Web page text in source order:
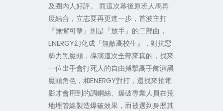
及圈內人好評。 而這次幕後原班人馬再
度結合，立志要再更進一步，首波主打
『無懈可擊』則是『放手』的二部曲，
ENERGY幻化成『無敵高校生』，對抗惡
勢力黑魔頭，導演這次全部來真的，找來
一位出手會打死人的自由搏擊高手飾演黑
魔頭角色，和ENERGY對打，還找來拍電
影才會用到的調鋼絲、爆破專業人員在荒
地埋管線製造爆破效果，而被選到身歷其